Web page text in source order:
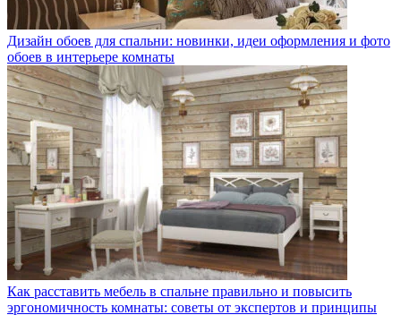
Дизайн обоев для спальни: новинки, идеи оформления и фото
обоев в интерьере комнаты
Как расставить мебель в спальне правильно и повысить
эргономичность комнаты: советы от экспертов и принципы